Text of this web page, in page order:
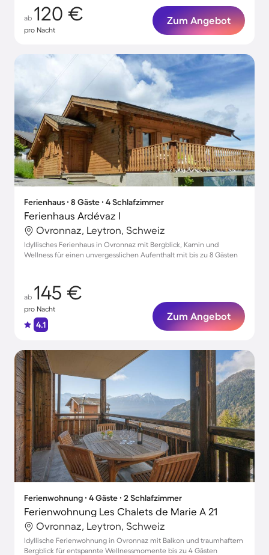
ab 120 €
pro Nacht
Zum Angebot
Ferienhaus ∙ 8 Gäste ∙ 4 Schlafzimmer
Ferienhaus Ardévaz I
Ovronnaz, Leytron, Schweiz
Idyllisches Ferienhaus in Ovronnaz mit Bergblick, Kamin und
Wellness für einen unvergesslichen Aufenthalt mit bis zu 8 Gästen
ab 145 €
pro Nacht
4.1
Zum Angebot
Ferienwohnung ∙ 4 Gäste ∙ 2 Schlafzimmer
Ferienwohnung Les Chalets de Marie A 21
Ovronnaz, Leytron, Schweiz
Idyllische Ferienwohnung in Ovronnaz mit Balkon und traumhaftem
Bergblick für entspannte Wellnessmomente bis zu 4 Gästen